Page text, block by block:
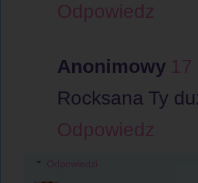
Odpowiedz
Anonimowy 17
Rocksana Ty
Odpowiedz
Odpowiedzi